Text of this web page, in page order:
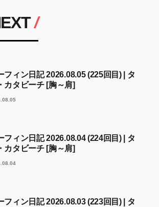
/
フィン日記 2026.08.05 (225回目) | タ
カタビーチ [胸～肩]
フィン日記 2026.08.04 (224回目) | タ
カタビーチ [胸～肩]
フィン日記 2026.08.03 (223回目) | タ